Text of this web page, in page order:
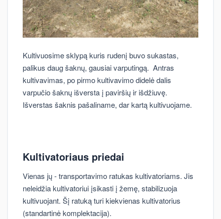
Kultivuosime sklypą kuris rudenį buvo sukastas,
palikus daug šaknų, gausiai varputingą. Antras
kultivavimas, po pirmo kultivavimo didelė dalis
varpučio šaknų išversta į paviršių ir išdžiuvę.
Išverstas šaknis pašaliname, dar kartą kultivuojame.
Kultivatoriaus priedai
Vienas jų - transportavimo ratukas kultivatoriams. Jis
neleidžia kultivatoriui įsikasti į žemę, stabilizuoja
kultivuojant. Šį ratuką turi kiekvienas kultivatorius
(standartinė komplektacija).